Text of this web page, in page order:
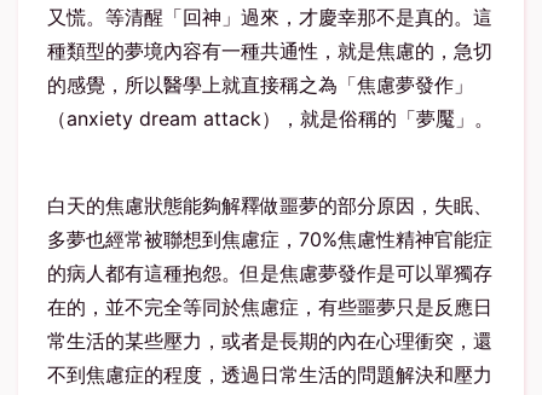
又慌。等清醒「回神」過來，才慶幸那不是真的。這
種類型的夢境內容有一種共通性，就是焦慮的，急切
的感覺，所以醫學上就直接稱之為「焦慮夢發作」
（anxiety dream attack），就是俗稱的「夢魘」。
白天的焦慮狀態能夠解釋做噩夢的部分原因，失眠、
多夢也經常被聯想到焦慮症，70%焦慮性精神官能症
的病人都有這種抱怨。但是焦慮夢發作是可以單獨存
在的，並不完全等同於焦慮症，有些噩夢只是反應日
常生活的某些壓力，或者是長期的內在心理衝突，還
不到焦慮症的程度，透過日常生活的問題解決和壓力